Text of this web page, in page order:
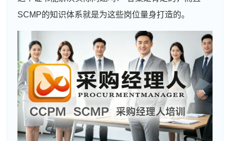
SCMP的知识体系就是为这些岗位量身打造的。